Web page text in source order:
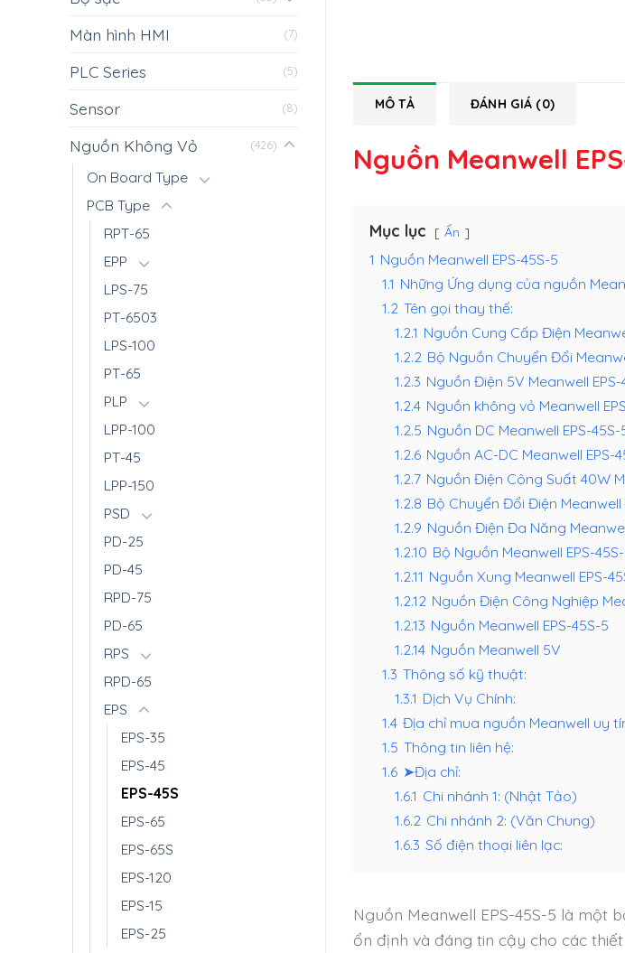
Màn hình HMI (7)
PLC Series (5)
Sensor (8)
Nguồn Không Vỏ (426)
On Board Type
PCB Type
RPT-65
EPP
LPS-75
PT-6503
LPS-100
PT-65
PLP
LPP-100
PT-45
LPP-150
PSD
PD-25
PD-45
RPD-75
PD-65
RPS
RPD-65
EPS
EPS-35
EPS-45
EPS-45S
EPS-65
EPS-65S
EPS-120
EPS-15
EPS-25
MÔ TẢ ĐÁNH GIÁ (0)
Nguồn Meanwell
Mục lục Ẩn
1 Nguồn Meanwell EPS-45S-5
1.1 Những Ứng dụng của nguồn
1.2 Tên gọi thay thế:
1.2.1 Nguồn Cung Cấp Điện
1.2.2 Bộ Nguồn Chuyển Đổi
1.2.3 Nguồn Điện 5V Meanwell EPS-
1.2.4 Nguồn không vỏ Meanwell
1.2.5 Nguồn DC Meanwell EPS-45S-
1.2.6 Nguồn AC-DC Meanwell EPS-
1.2.7 Nguồn Điện Công Suất 40W
1.2.8 Bộ Chuyển Đổi Điện Meanwell
1.2.9 Nguồn Điện Đa Năng
1.2.10 Bộ Nguồn Meanwell EPS-
1.2.11 Nguồn Xung Meanwell EPS-
1.2.12 Nguồn Điện Công Nghiệp
1.2.13 Nguồn Meanwell EPS-45S-5
1.2.14 Nguồn Meanwell 5V
1.3 Thông số kỹ thuật:
1.3.1 Dịch Vụ Chính:
1.4 Địa chỉ mua nguồn Meanwell uy
1.5 Thông tin liên hệ:
1.6 ➤Địa chỉ:
1.6.1 Chi nhánh 1: (Nhật Tảo)
1.6.2 Chi nhánh 2: (Văn Chung)
1.6.3 Số điện thoại liên lạc:
Nguồn Meanwell EPS-45S-5 là một
ổn định và đáng tin cậy cho các